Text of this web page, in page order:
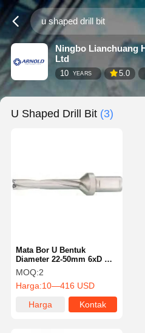
Ningbo Lianchuang
Ltd
10 YEARS 5.0
U Shaped Drill Bit (3)
Mata Bor U Bentuk
Diameter 22-50mm 6xD U
Drill Presisi Tinggi
MOQ:2
Harga:10—416 USD
Harga
Kontak